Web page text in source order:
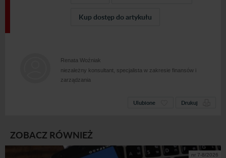
Kup dostęp do artykułu
Renata Woźniak
niezależny konsultant, specjalista w zakresie finansów i
zarządzania
Ulubione Drukuj
ZOBACZ RÓWNIEŻ
nr 7-8/2026